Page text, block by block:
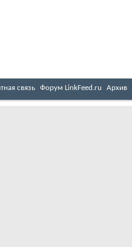
связь Форум LinkFeed.ru Архив